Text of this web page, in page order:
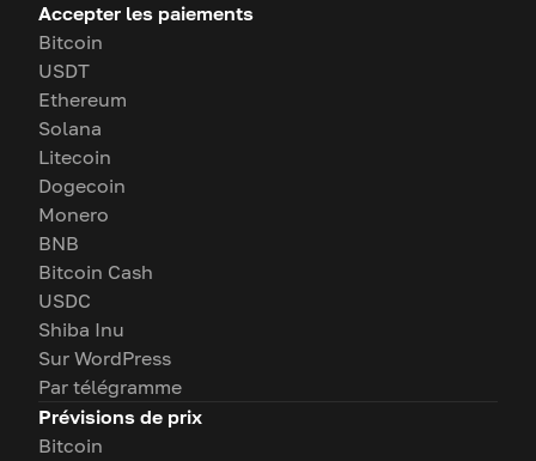
Accepter les paiements
Bitcoin
USDT
Ethereum
Solana
Litecoin
Dogecoin
Monero
BNB
Bitcoin Cash
USDC
Shiba Inu
Sur WordPress
Par télégramme
Prévisions de prix
Bitcoin